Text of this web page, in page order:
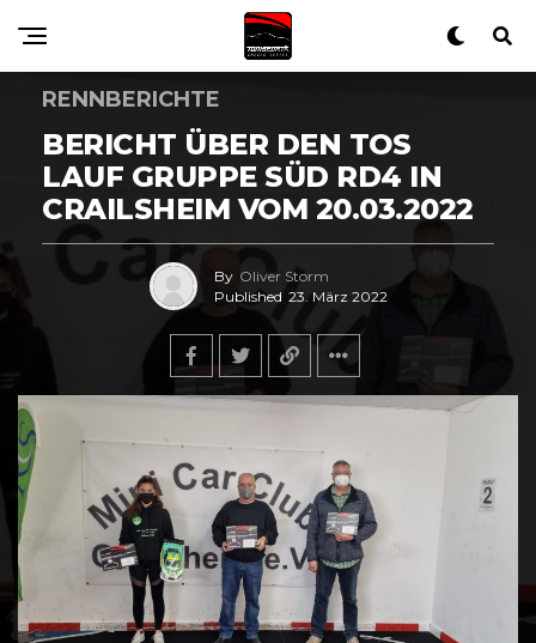
RENNBERICHTE
BERICHT ÜBER DEN TOS
LAUF GRUPPE SÜD RD4 IN
CRAILSHEIM VOM 20.03.2022
By Oliver Storm
Published 23. März 2022